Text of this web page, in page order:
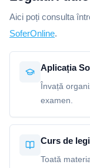
Aici poți consulta
SoferOnline.
Aplicația
Învață
examen.
Curs de
Toată